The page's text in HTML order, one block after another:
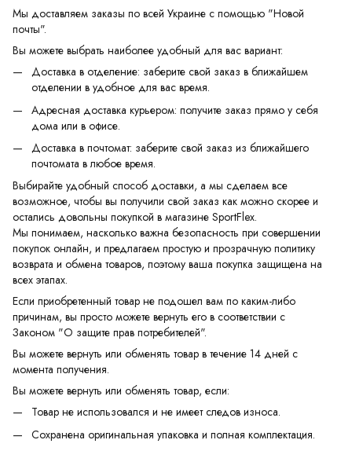
Мы доставляем заказы по всей Украине с помощью "Новой
почты".
Вы можете выбрать наиболее удобный для вас вариант:
Доставка в отделение: заберите свой заказ в ближайшем
отделении в удобное для вас время.
Адресная доставка курьером: получите заказ прямо у себя
дома или в офисе.
Доставка в почтомат: заберите свой заказ из ближайшего
почтомата в любое время.
Выбирайте удобный способ доставки, а мы сделаем все
возможное, чтобы вы получили свой заказ как можно скорее и
остались довольны покупкой в магазине SportFlex.
Мы понимаем, насколько важна безопасность при совершении
покупок онлайн, и предлагаем простую и прозрачную политику
возврата и обмена товаров, поэтому ваша покупка защищена на
всех этапах.
Если приобретенный товар не подошел вам по каким-либо
причинам, вы просто можете вернуть его в соответствии с
Законом "О защите прав потребителей".
Вы можете вернуть или обменять товар в течение 14 дней с
момента получения.
Вы можете вернуть или обменять товар, если:
Товар не использовался и не имеет следов износа.
Сохранена оригинальная упаковка и полная комплектация.